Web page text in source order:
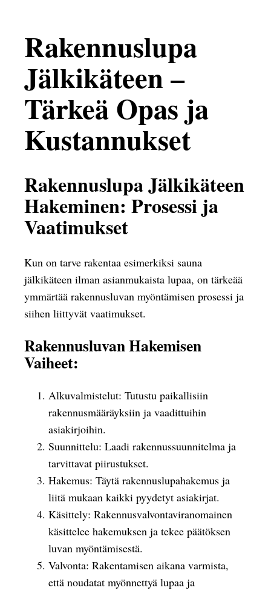
Rakennuslupa
Jälkikäteen –
Tärkeä Opas ja
Kustannukset
Rakennuslupa Jälkikäteen
Hakeminen: Prosessi ja
Vaatimukset
Kun on tarve rakentaa esimerkiksi sauna
jälkikäteen ilman asianmukaista lupaa, on tärkeää
ymmärtää rakennusluvan myöntämisen prosessi ja
siihen liittyvät vaatimukset.
Rakennusluvan Hakemisen
Vaiheet:
Alkuvalmistelut: Tutustu paikallisiin
rakennusmääräyksiin ja vaadittuihin
asiakirjoihin.
Suunnittelu: Laadi rakennussuunnitelma ja
tarvittavat piirustukset.
Hakemus: Täytä rakennuslupahakemus ja
liitä mukaan kaikki pyydetyt asiakirjat.
Käsittely: Rakennusvalvontaviranomainen
käsittelee hakemuksen ja tekee päätöksen
luvan myöntämisestä.
Valvonta: Rakentamisen aikana varmista,
että noudatat myönnettyä lupaa ja